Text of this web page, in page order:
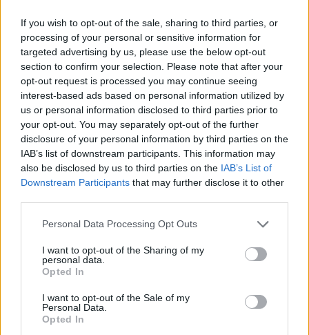
If you wish to opt-out of the sale, sharing to third parties, or
processing of your personal or sensitive information for
targeted advertising by us, please use the below opt-out
section to confirm your selection. Please note that after your
opt-out request is processed you may continue seeing
interest-based ads based on personal information utilized by
us or personal information disclosed to third parties prior to
your opt-out. You may separately opt-out of the further
disclosure of your personal information by third parties on the
IAB’s list of downstream participants. This information may
also be disclosed by us to third parties on the IAB’s List of
Downstream Participants that may further disclose it to other
Personal Data Processing Opt Outs
I want to opt-out of the Sharing of my
personal data.
Opted In
I want to opt-out of the Sale of my
Personal Data.
Opted In